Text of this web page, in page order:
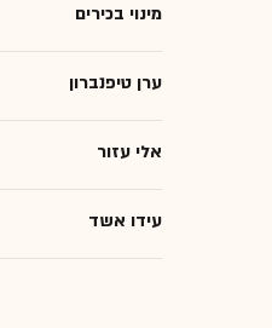
מינוי בכירים
ערן טיפנברון
אלי עזור
עידו אשד